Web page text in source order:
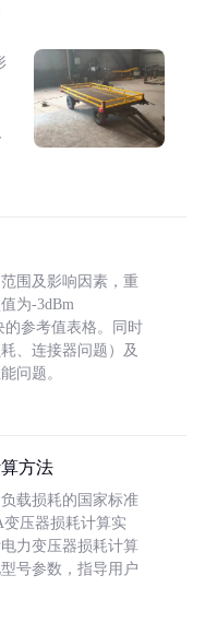
围及影响因素，重
为-3dBm
的参考值表格。同时
、连接器问题）及
问题。
方法
载损耗的国家标准
变压器损耗计算实
力变压器损耗计算
号参数，指导用户